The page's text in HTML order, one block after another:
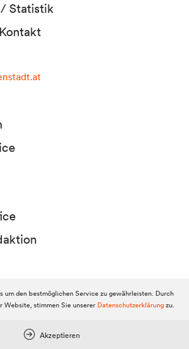
Statistik
um den bestmöglichen Service zu gewährleisten. Durch
Website, stimmen Sie unserer Datenschutzerklärungzu.
Akzeptieren